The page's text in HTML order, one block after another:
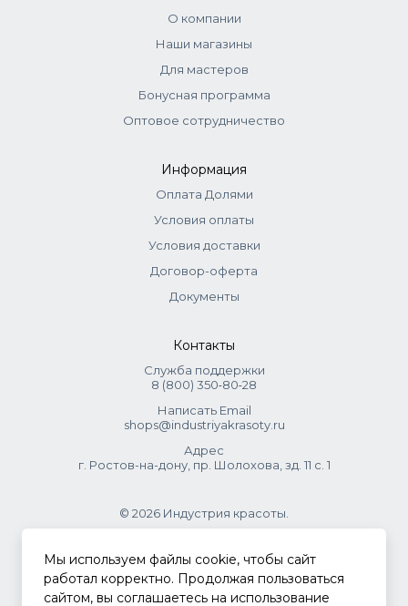
О компании
Наши магазины
Для мастеров
Бонусная программа
Оптовое сотрудничество
Информация
Оплата Долями
Условия оплаты
Условия доставки
Договор-оферта
Документы
Контакты
Служба поддержки
8 (800) 350‑80‑28
Написать Email
shops@industriyakrasoty.ru
Адрес
г. Ростов-на-дону, пр. Шолохова, зд. 11 с. 1
© 2026 Индустрия красоты.
.
Политика конфиденциальности
Мы используем файлы cookie, чтобы сайт
работал корректно. Продолжая пользоваться
сайтом, вы соглашаетесь на использование